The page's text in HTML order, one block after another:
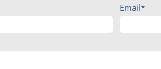
Email*